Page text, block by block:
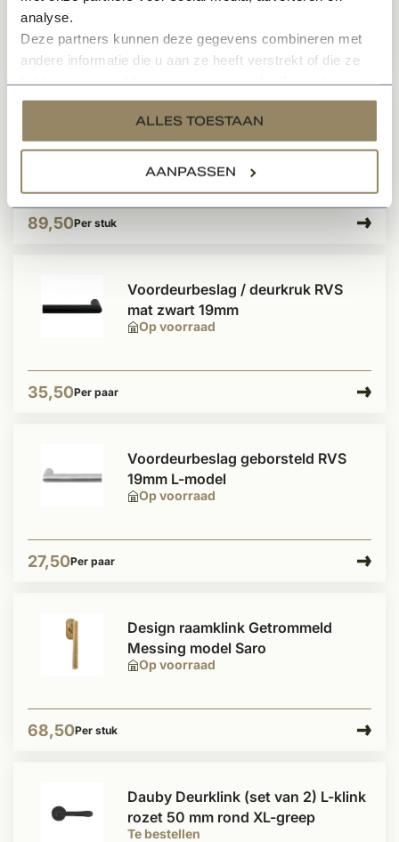
analyse.
Deze partners kunnen deze gegevens combineren met
andere informatie die u aan ze heeft verstrekt of die ze
services.
ALLES TOESTAAN
AANPASSEN
281,50Per stuk
Dauby Deurklink PH1920 /50F
rozet rond 50 mm
89,50Per stuk
Op voorraad
Voordeurbeslag / deurkruk RVS
mat zwart 19mm
35,50Per paar
Op voorraad
Voordeurbeslag geborsteld RVS
19mm L-model
27,50Per paar
Op voorraad
Design raamklink Getrommeld
Messing model Saro
68,50Per stuk
Te bestellen
Dauby Deurklink (set van 2) L-klink
rozet 50 mm rond XL-greep